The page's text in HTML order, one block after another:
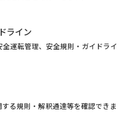
ライン
運転管理、安全規則・ガイドライ
る規則・解釈通達等を確認できま